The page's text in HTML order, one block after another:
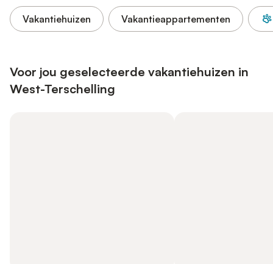
Vakantiehuizen Vakantieappartementen
Voor jou geselecteerde vakantiehuizen in
West-Terschelling